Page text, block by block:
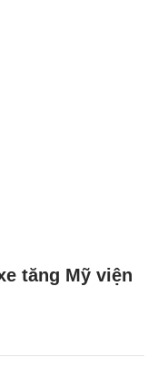
tăng Mỹ viện